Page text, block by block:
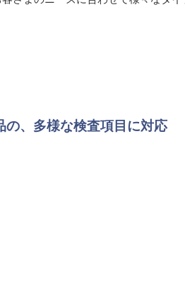
の、多様な検査項目に対応